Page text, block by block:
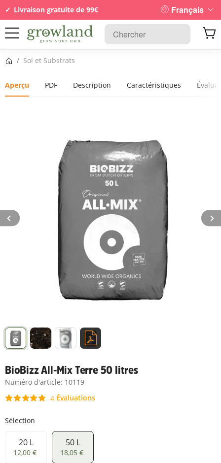
Livraison gratuite de 99€ Français
Page d’accueil
/ Sol et Substrats
Aperçu PDF Description Caractéristiques
BioBizz All-Mix Terre 50 litres
Numéro d'article: 10119
4Évaluations
Sélection
20 L
20 L
12,00 €
50 L
50 L
18,05 €